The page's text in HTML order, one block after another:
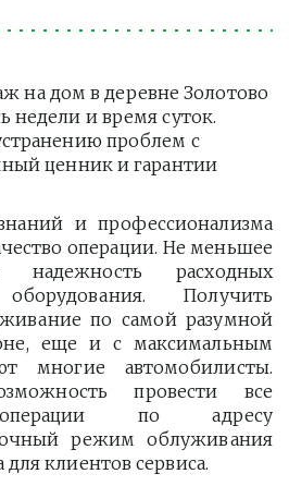
на дом в деревне Золотово
и время суток.
проблем с
ценник и гарантии
и профессионализма
операции. Не меньшее
надежность расходных
Получить
по самой разумной
еще и с максимальным
многие автомобилисты.
провести все
по адресу
режим облуживания
клиентов сервиса.